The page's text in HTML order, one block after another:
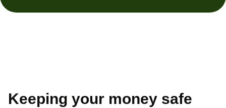
Keeping your money safe